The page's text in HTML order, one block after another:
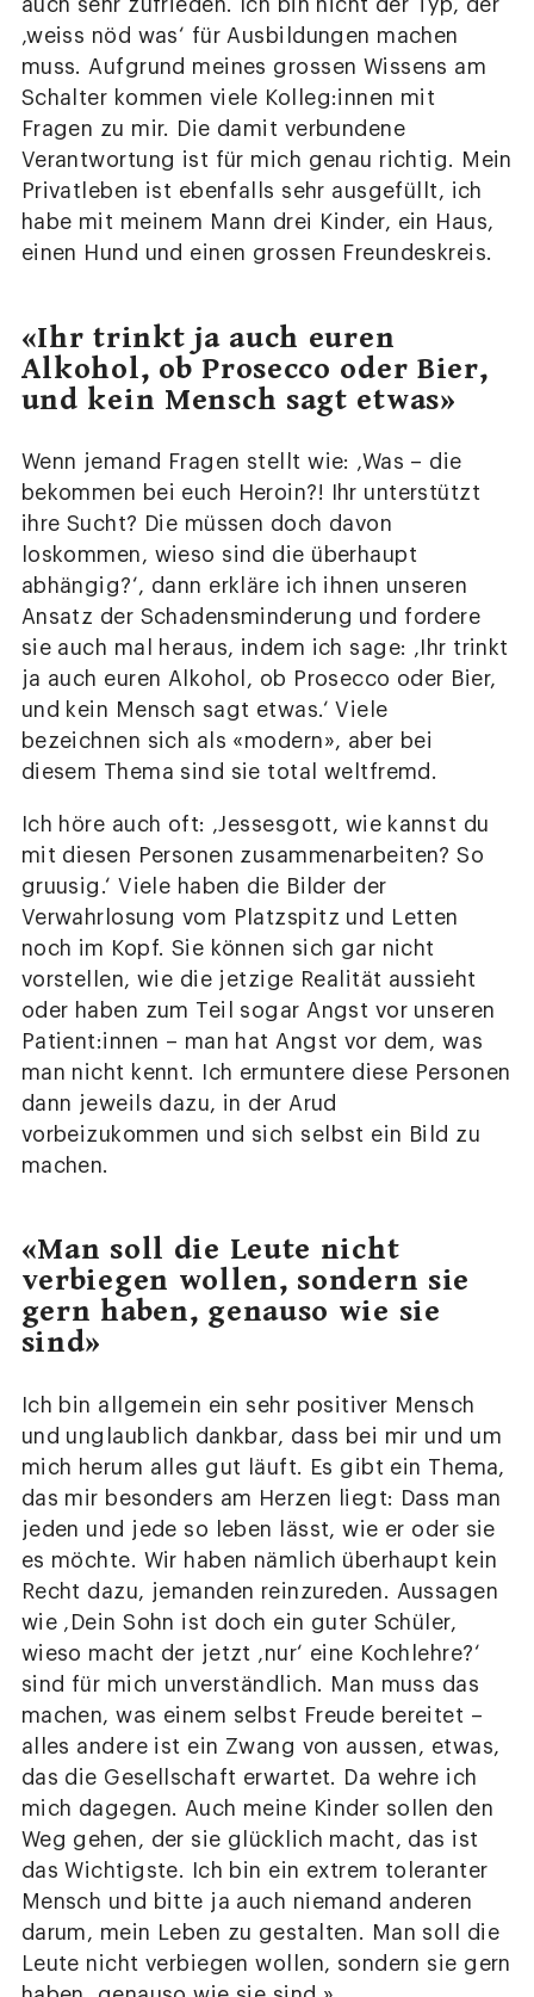
auch sehr zufrieden. Ich bin nicht der Typ, der
‚weiss nöd was‘ für Ausbildungen machen
muss. Aufgrund meines grossen Wissens am
Schalter kommen viele Kolleg:innen mit
Fragen zu mir. Die damit verbundene
Verantwortung ist für mich genau richtig. Mein
Privatleben ist ebenfalls sehr ausgefüllt, ich
habe mit meinem Mann drei Kinder, ein Haus,
einen Hund und einen grossen Freundeskreis.
«Ihr trinkt ja auch euren
Alkohol, ob Prosecco oder Bier,
und kein Mensch sagt etwas»
Wenn jemand Fragen stellt wie: ‚Was – die
bekommen bei euch Heroin?! Ihr unterstützt
ihre Sucht? Die müssen doch davon
loskommen, wieso sind die überhaupt
abhängig?‘, dann erkläre ich ihnen unseren
Ansatz der Schadensminderung und fordere
sie auch mal heraus, indem ich sage: ‚Ihr trinkt
ja auch euren Alkohol, ob Prosecco oder Bier,
und kein Mensch sagt etwas.‘ Viele
bezeichnen sich als «modern», aber bei
diesem Thema sind sie total weltfremd.
Ich höre auch oft: ‚Jessesgott, wie kannst du
mit diesen Personen zusammenarbeiten? So
gruusig.‘ Viele haben die Bilder der
Verwahrlosung vom Platzspitz und Letten
noch im Kopf. Sie können sich gar nicht
vorstellen, wie die jetzige Realität aussieht
oder haben zum Teil sogar Angst vor unseren
Patient:innen – man hat Angst vor dem, was
man nicht kennt. Ich ermuntere diese Personen
dann jeweils dazu, in der Arud
vorbeizukommen und sich selbst ein Bild zu
machen.
«Man soll die Leute nicht
verbiegen wollen, sondern sie
gern haben, genauso wie sie
sind»
Ich bin allgemein ein sehr positiver Mensch
und unglaublich dankbar, dass bei mir und um
mich herum alles gut läuft. Es gibt ein Thema,
das mir besonders am Herzen liegt: Dass man
jeden und jede so leben lässt, wie er oder sie
es möchte. Wir haben nämlich überhaupt kein
Recht dazu, jemanden reinzureden. Aussagen
wie ‚Dein Sohn ist doch ein guter Schüler,
wieso macht der jetzt ‚nur‘ eine Kochlehre?‘
sind für mich unverständlich. Man muss das
machen, was einem selbst Freude bereitet –
alles andere ist ein Zwang von aussen, etwas,
das die Gesellschaft erwartet. Da wehre ich
mich dagegen. Auch meine Kinder sollen den
Weg gehen, der sie glücklich macht, das ist
das Wichtigste. Ich bin ein extrem toleranter
Mensch und bitte ja auch niemand anderen
darum, mein Leben zu gestalten. Man soll die
Leute nicht verbiegen wollen, sondern sie gern